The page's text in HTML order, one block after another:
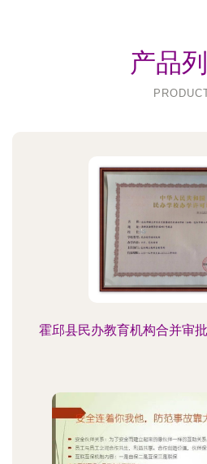
产品
霍邱县民办教育机构合并审